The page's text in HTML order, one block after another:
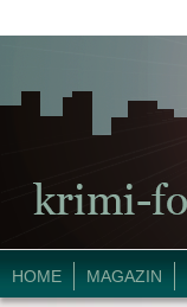
HOME MAGAZIN